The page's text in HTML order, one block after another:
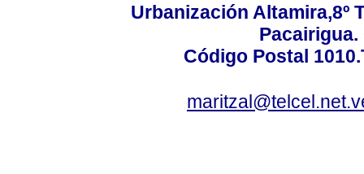
Urbanización Altamira,8º
Pacairigua.
Código Postal